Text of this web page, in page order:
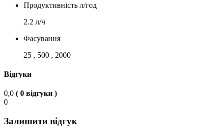
Продуктивність л/год
2.2 л/ч
Фасування
25 , 500 , 2000
Відгуки
0,0 ( 0 відгуки )
0
Залишити відгук